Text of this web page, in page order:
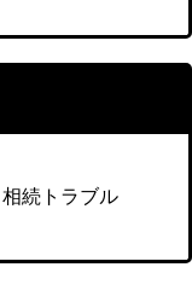
続トラブル